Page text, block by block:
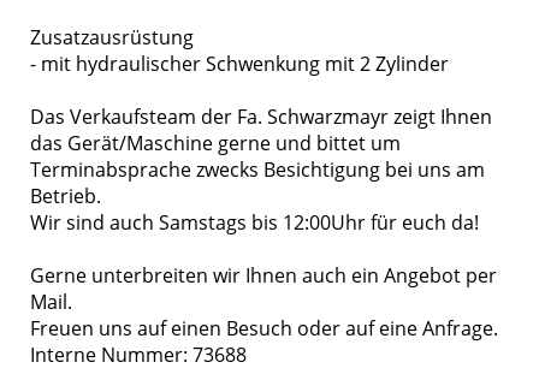
Zusatzausrüstung
- mit hydraulischer Schwenkung mit 2 Zylinder
Das Verkaufsteam der Fa. Schwarzmayr zeigt Ihnen
das Gerät/Maschine gerne und bittet um
Terminabsprache zwecks Besichtigung bei uns am
Betrieb.
Wir sind auch Samstags bis 12:00Uhr für euch da!
Gerne unterbreiten wir Ihnen auch ein Angebot per
Mail.
Freuen uns auf einen Besuch oder auf eine Anfrage.
Interne Nummer: 73688